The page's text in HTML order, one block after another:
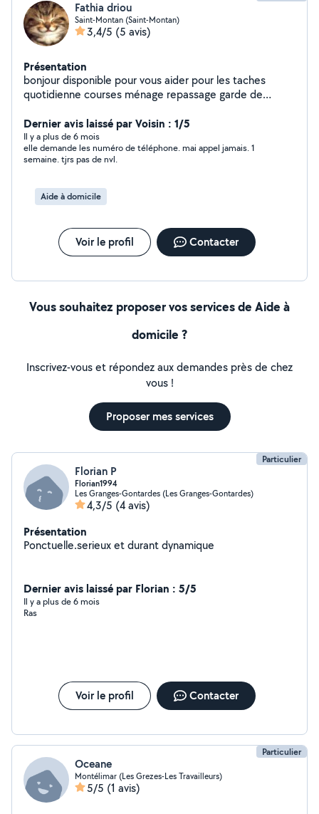
Fathia driou
Saint-Montan (Saint-Montan)
3,4/5 (5 avis)
Présentation
bonjour disponible pour vous aider pour les taches
quotidienne courses ménage repassage garde de
nuits experience de plusieurs annees acpete tout mode
de paiments cordialement
Dernier avis laissé par Voisin : 1/5
Il y a plus de 6 mois
elle demande les numéro de téléphone. mai appel jamais. 1
semaine. tjrs pas de nvl.
Aide à domicile
Voir le profil Contacter
Vous souhaitez proposer vos services de Aide à
domicile ?
Inscrivez-vous et répondez aux demandes près de chez
vous !
Proposer mes services
Particulier
Florian P
Florian1994
Les Granges-Gontardes (Les Granges-Gontardes)
4,3/5 (4 avis)
Présentation
Ponctuelle.serieux et durant dynamique
Dernier avis laissé par Florian : 5/5
Il y a plus de 6 mois
Ras
Voir le profil Contacter
Particulier
Oceane
Montélimar (Les Grezes-Les Travailleurs)
5/5 (1 avis)